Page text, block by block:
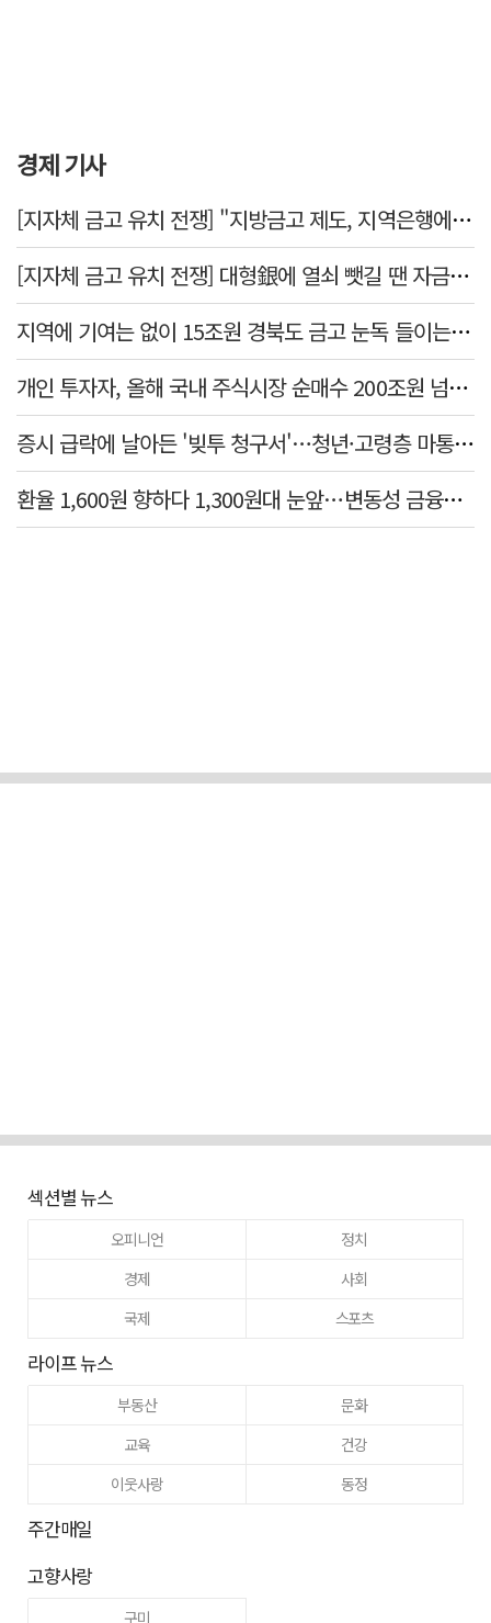
경제 기사
[지자체 금고 유치 전쟁] "지방금고 제도, 지역은행에 불리"
[지자체 금고 유치 전쟁] 대형銀에 열쇠 뺏길 땐 자금 역외 유출→재투자 선순환 붕괴
지역에 기여는 없이 15조원 경북도 금고 눈독 들이는 대형銀
개인 투자자, 올해 국내 주식시장 순매수 200조원 넘었다
증시 급락에 날아든 '빚투 청구서'…청년·고령층 마통 연체↑
환율 1,600원 향하다 1,300원대 눈앞…변동성 금융위기 후 최고
섹션별 뉴스
오피니언
정치
경제
사회
국제
스포츠
라이프 뉴스
부동산
문화
교육
건강
이웃사랑
동정
주간매일
고향사랑
구미